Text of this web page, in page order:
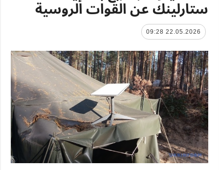
ستارلينك عن القوات الروسية
22.05.2026 09:28